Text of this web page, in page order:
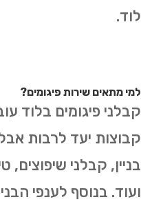
לוד.
למי מתאים שירות פיגומים?
קבלני פיגומים בלוד
קבוצות יעד לרבות
בניין, קבלני שיפוצים,
ועוד. בנוסף לענפי